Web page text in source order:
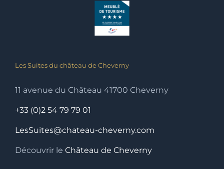
Les Suites du château de Cheverny
11 avenue du Château 41700 Cheverny
+33 (0)2 54 79 79 01
LesSuites@chateau-cheverny.com
Découvrir le Château de Cheverny